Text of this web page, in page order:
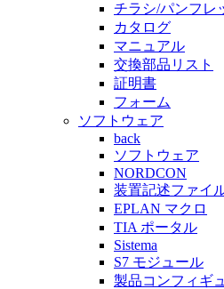
チラシ/パンフレ
カタログ
マニュアル
交換部品リスト
証明書
フォーム
ソフトウェア
back
ソフトウェア
NORDCON
装置記述ファイ
EPLAN マクロ
TIA ポータル
Sistema
S7 モジュール
製品コンフィギ